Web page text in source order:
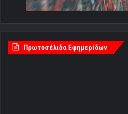
Πρωτοσέλιδα Εφημερίδων